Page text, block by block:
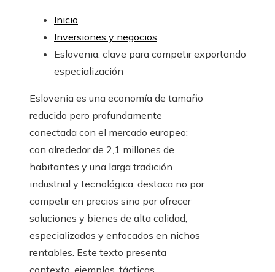
Inicio
Inversiones y negocios
Eslovenia: clave para competir exportando
especialización
Eslovenia es una economía de tamaño
reducido pero profundamente
conectada con el mercado europeo;
con alrededor de 2,1 millones de
habitantes y una larga tradición
industrial y tecnológica, destaca no por
competir en precios sino por ofrecer
soluciones y bienes de alta calidad,
especializados y enfocados en nichos
rentables. Este texto presenta